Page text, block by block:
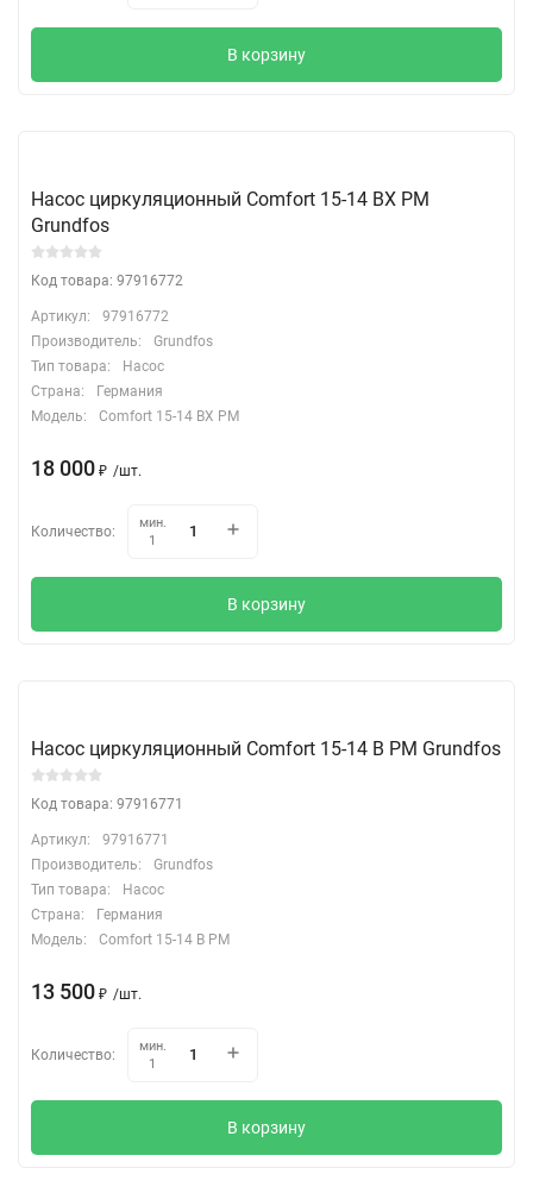
В корзину
Насос циркуляционный Comfort 15-14 BX PM
Grundfos
Код товара: 97916772
Артикул:
97916772
Производитель:
Grundfos
Тип товара:
Насос
Страна:
Германия
Модель:
Comfort 15-14 BX PM
18 000 ₽ /шт.
Количество:
мин.
1
В корзину
Насос циркуляционный Comfort 15-14 B PM Grundfos
Код товара: 97916771
Артикул:
97916771
Производитель:
Grundfos
Тип товара:
Насос
Страна:
Германия
Модель:
Comfort 15-14 B PM
13 500 ₽ /шт.
Количество:
мин.
1
В корзину